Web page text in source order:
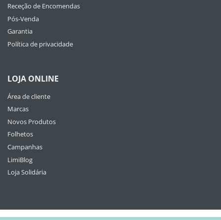
Receção de Encomendas
Pós-Venda
Garantia
Política de privacidade
LOJA ONLINE
Área de cliente
Marcas
Novos Produtos
Folhetos
Campanhas
LimiBlog
Loja Solidária